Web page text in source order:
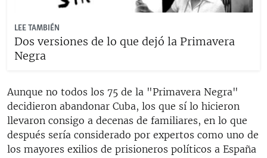
LEE TAMBIÉN
Dos versiones de lo que dejó la Primavera
Negra
Aunque no todos los 75 de la "Primavera Negra"
decidieron abandonar Cuba, los que sí lo hicieron
llevaron consigo a decenas de familiares, en lo que
después sería considerado por expertos como uno de
los mayores exilios de prisioneros políticos a España